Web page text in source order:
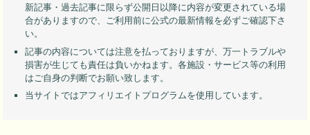
新記事・過去記事に限らず公開日以降に内容が変更されている場
合がありますので、ご利用前に公式の最新情報を必ずご確認下さ
い。
記事の内容については注意を払っておりますが、万一トラブルや
損害が生じても責任は負いかねます。各施設・サービス等の利用
はご自身の判断でお願い致します。
当サイトではアフィリエイトプログラムを使用しています。